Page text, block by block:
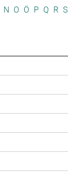
N O Ö P Q R S